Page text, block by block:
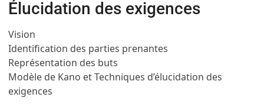
Élucidation des exigences
Vision
Identification des parties prenantes
Représentation des buts
Modèle de Kano et Techniques d’élucidation des
exigences